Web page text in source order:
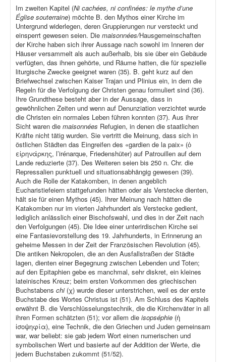
Im zweiten Kapitel (Ni cachées, ni confinées: le mythe d’une
Église souterraine) möchte B. den Mythos einer Kirche im
Untergrund widerlegen, deren Gruppierungen nur versteckt und
einsperrt gewesen seien. Die maisonnées/Hausgemeinschaften
der Kirche haben sich ihrer Aussage nach sowohl im Inneren der
Häuser versammelt als auch außerhalb, bis sie über ein Gebäude
verfügten, das ihnen gehörte, und Räume hatten, die für spezielle
liturgische Zwecke geeignet waren (35). B. geht kurz auf den
Briefwechsel zwischen Kaiser Trajan und Plinius ein, in dem die
Regeln für die Verfolgung der Christen genau formuliert sind (36).
Ihre Grundthese besteht aber in der Aussage, dass in
gewöhnlichen Zeiten und wenn auf Denunziation verzichtet wurde
die Christen ein normales Leben führen konnten (37). Aus ihrer
Sicht waren die maisonnées Refugien, in denen die staatlichen
Kräfte nicht tätig wurden. Sie vertritt die Meinung, dass sich in
östlichen Städten das Eingreifen des «gardien de la paix» (ὁ
εἰρηνάρκης, l’irénarque, Friedenshüter) auf Patrouillen auf dem
Lande reduzierte (37). Des Weiteren seien bis 250 n. Chr. die
Repressalien punktuell und situationsabhängig gewesen (39).
Auch die Rolle der Katakomben, in denen angeblich
Eucharistiefeiern stattgefunden hätten oder als Verstecke dienten,
hält sie für einen Mythos (45). Ihrer Meinung nach hätten die
Katakomben nur im vierten Jahrhundert als Verstecke gedient,
lediglich anlässlich einer Bischofswahl, und dies in der Zeit nach
den Verfolgungen (45). Die Idee einer unterirdischen Kirche sei
eine Fantasievorstellung des 19. Jahrhunderts, in Erinnerung an
geheime Messen in der Zeit der Französischen Revolution (45).
Die antiken Nekropolen, die an den Ausfallstraßen der Städte
lagen, dienten einer Begegnung zwischen Lebenden und Toten;
auf den Epitaphien gebe es manchmal, sehr diskret, ein kleines
lateinisches Kreuz; beim ersten Vorkommen des griechischen
Buchstabens chi (χ) wurde dieser unterstrichen, weil es der erste
Buchstabe des Wortes Christus ist (51). Am Schluss des Kapitels
erwähnt B. die Verschlüsselungstechnik, die die Kirchenväter in all
ihren Formen schätzten (51); vor allem die isopséphie (ἡ
ἰσοψηφία), eine Technik, die den Griechen und Juden gemeinsam
war, war beliebt: sie gab jedem Wort einen numerischen und
symbolischen Wert und basierte auf der Addition der Werte, die
jedem Buchstaben zukommt (51/52).